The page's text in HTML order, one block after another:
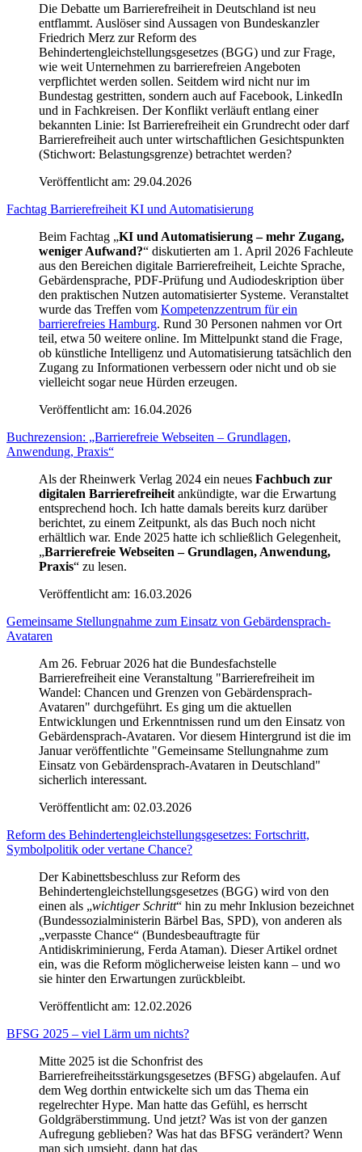
Die Debatte um Barrierefreiheit in Deutschland ist neu
entflammt. Auslöser sind Aussagen von Bundeskanzler
Friedrich Merz zur Reform des
Behindertengleichstellungsgesetzes (BGG) und zur Frage,
wie weit Unternehmen zu barrierefreien Angeboten
verpflichtet werden sollen. Seitdem wird nicht nur im
Bundestag gestritten, sondern auch auf Facebook, LinkedIn
und in Fachkreisen. Der Konflikt verläuft entlang einer
bekannten Linie: Ist Barrierefreiheit ein Grundrecht oder darf
Barrierefreiheit auch unter wirtschaftlichen Gesichtspunkten
(Stichwort: Belastungsgrenze) betrachtet werden?
Veröffentlicht am: 29.04.2026
Fachtag Barrierefreiheit KI und Automatisierung
Beim Fachtag „KI und Automatisierung – mehr Zugang,
weniger Aufwand?“ diskutierten am 1. April 2026 Fachleute
aus den Bereichen digitale Barrierefreiheit, Leichte Sprache,
Gebärdensprache, PDF-Prüfung und Audiodeskription über
den praktischen Nutzen automatisierter Systeme. Veranstaltet
wurde das Treffen vom Kompetenzzentrum für ein
barrierefreies Hamburg. Rund 30 Personen nahmen vor Ort
teil, etwa 50 weitere online. Im Mittelpunkt stand die Frage,
ob künstliche Intelligenz und Automatisierung tatsächlich den
Zugang zu Informationen verbessern oder nicht und ob sie
vielleicht sogar neue Hürden erzeugen.
Veröffentlicht am: 16.04.2026
Buchrezension: „Barrierefreie Webseiten – Grundlagen,
Anwendung, Praxis“
Als der Rheinwerk Verlag 2024 ein neues Fachbuch zur
digitalen Barrierefreiheit ankündigte, war die Erwartung
entsprechend hoch. Ich hatte damals bereits kurz darüber
berichtet, zu einem Zeitpunkt, als das Buch noch nicht
erhältlich war. Ende 2025 hatte ich schließlich Gelegenheit,
„Barrierefreie Webseiten – Grundlagen, Anwendung,
Praxis“ zu lesen.
Veröffentlicht am: 16.03.2026
Gemeinsame Stellungnahme zum Einsatz von Gebärdensprach-
Avataren
Am 26. Februar 2026 hat die Bundesfachstelle
Barrierefreiheit eine Veranstaltung "Barrierefreiheit im
Wandel: Chancen und Grenzen von Gebärdensprach-
Avataren" durchgeführt. Es ging um die aktuellen
Entwicklungen und Erkenntnissen rund um den Einsatz von
Gebärdensprach-Avataren. Vor diesem Hintergrund ist die im
Januar veröffentlichte "Gemeinsame Stellungnahme zum
Einsatz von Gebärdensprach-Avataren in Deutschland"
sicherlich interessant.
Veröffentlicht am: 02.03.2026
Reform des Behindertengleichstellungsgesetzes: Fortschritt,
Symbolpolitik oder vertane Chance?
Der Kabinettsbeschluss zur Reform des
Behindertengleichstellungsgesetzes (BGG) wird von den
einen als „wichtiger Schritt“ hin zu mehr Inklusion bezeichnet
(Bundessozialministerin Bärbel Bas, SPD), von anderen als
„verpasste Chance“ (Bundesbeauftragte für
Antidiskriminierung, Ferda Ataman). Dieser Artikel ordnet
ein, was die Reform möglicherweise leisten kann – und wo
sie hinter den Erwartungen zurückbleibt.
Veröffentlicht am: 12.02.2026
BFSG 2025 – viel Lärm um nichts?
Mitte 2025 ist die Schonfrist des
Barrierefreiheitsstärkungsgesetzes (BFSG) abgelaufen. Auf
dem Weg dorthin entwickelte sich um das Thema ein
regelrechter Hype. Man hatte das Gefühl, es herrscht
Goldgräberstimmung. Und jetzt? Was ist von der ganzen
Aufregung geblieben? Was hat das BFSG verändert? Wenn
man sich umsieht, dann hat das